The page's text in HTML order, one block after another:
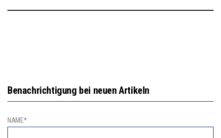
Benachrichtigung bei neuen Artikeln
NAME*